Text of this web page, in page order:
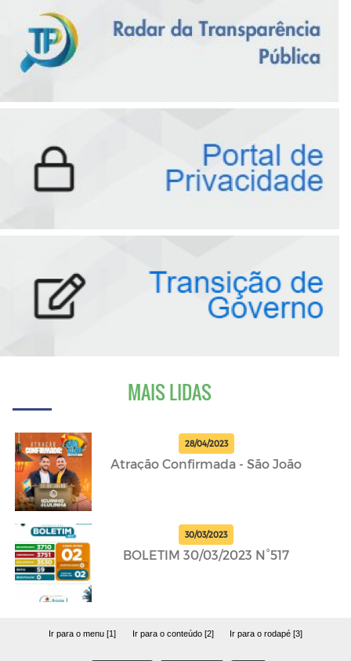
MAIS LIDAS
28/04/2023
Atração Confirmada - São João
30/03/2023
BOLETIM 30/03/2023 N°517
Ir para o menu [1] Ir para o conteúdo [2] Ir para o rodapé [3]